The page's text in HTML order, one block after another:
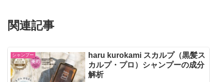
関連記事
シャンプー
haru kurokami スカルプ（黒髪ス
カルプ・プロ）シャンプーの成分
解析